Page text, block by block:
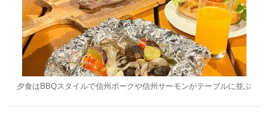
夕食はBBQスタイルで信州ポークや信州サーモンがテーブルに並ぶ